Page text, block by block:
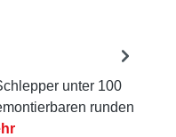
unter 100
runden